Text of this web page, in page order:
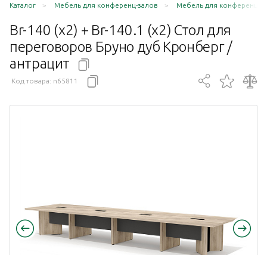
Каталог Мебель для конференц-залов Мебель для конференц-
Br-140 (x2) + Br-140.1 (x2) Стол для
переговоров Бруно дуб Кронберг /
антрацит
Код товара: n65811